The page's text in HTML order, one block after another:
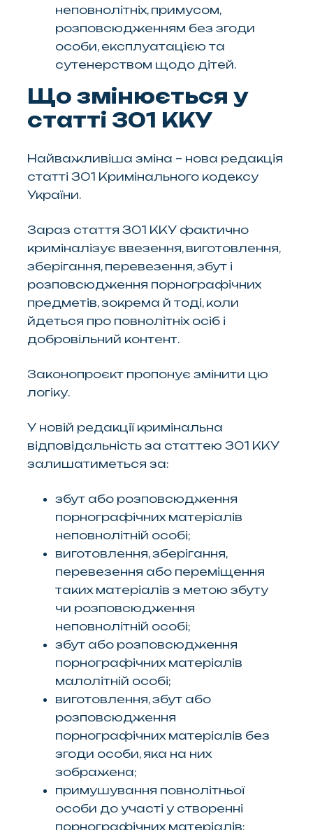
неповнолітніх, примусом,
розповсюдженням без згоди
особи, експлуатацією та
сутенерством щодо дітей.
Що змінюється у
статті 301 ККУ
Найважливіша зміна – нова редакція
статті 301 Кримінального кодексу
України.
Зараз стаття 301 ККУ фактично
криміналізує ввезення, виготовлення,
зберігання, перевезення, збут і
розповсюдження порнографічних
предметів, зокрема й тоді, коли
йдеться про повнолітніх осіб і
добровільний контент.
Законопроєкт пропонує змінити цю
логіку.
У новій редакції кримінальна
відповідальність за статтею 301 ККУ
залишатиметься за:
збут або розповсюдження
порнографічних матеріалів
неповнолітній особі;
виготовлення, зберігання,
перевезення або переміщення
таких матеріалів з метою збуту
чи розповсюдження
неповнолітній особі;
збут або розповсюдження
порнографічних матеріалів
малолітній особі;
виготовлення, збут або
розповсюдження
порнографічних матеріалів без
згоди особи, яка на них
зображена;
примушування повнолітньої
особи до участі у створенні
порнографічних матеріалів;